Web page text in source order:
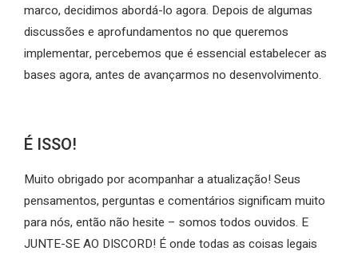
marco, decidimos abordá-lo agora. Depois de algumas
discussões e aprofundamentos no que queremos
implementar, percebemos que é essencial estabelecer as
bases agora, antes de avançarmos no desenvolvimento.
É ISSO!
Muito obrigado por acompanhar a atualização! Seus
pensamentos, perguntas e comentários significam muito
para nós, então não hesite – somos todos ouvidos. E
JUNTE-SE AO DISCORD! É onde todas as coisas legais